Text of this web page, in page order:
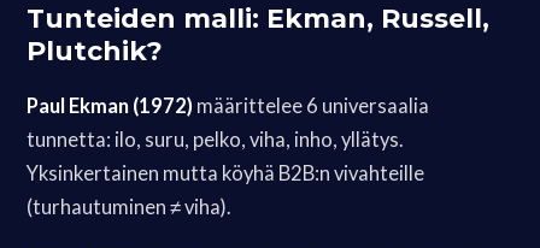
Tunteiden malli: Ekman, Russell,
Plutchik?
Paul Ekman (1972) määrittelee 6 universaalia
tunnetta: ilo, suru, pelko, viha, inho, yllätys.
Yksinkertainen mutta köyhä B2B:n vivahteille
(turhautuminen ≠ viha).